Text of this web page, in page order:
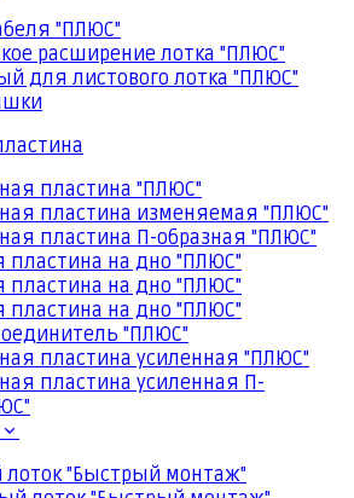
"ПЛЮС"
расширение лотка "ПЛЮС"
для листового лотка "ПЛЮС"
пластина "ПЛЮС"
пластина изменяемая "ПЛЮС"
пластина П-образная "ПЛЮС"
на дно "ПЛЮС"
на дно "ПЛЮС"
на дно "ПЛЮС"
"ПЛЮС"
пластина усиленная "ПЛЮС"
пластина усиленная П-
"Быстрый монтаж"